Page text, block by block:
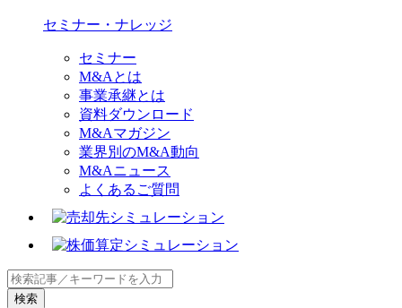
セミナー・ナレッジ
セミナー
M&Aとは
事業承継とは
資料ダウンロード
M&Aマガジン
業界別のM&A動向
M&Aニュース
よくあるご質問